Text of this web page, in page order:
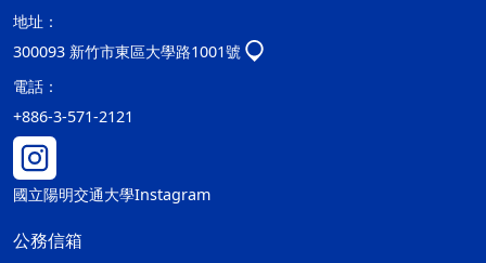
地址：
300093 新竹市東區大學路1001號
電話：
+886-3-571-2121
國立陽明交通大學Instagram
公務信箱